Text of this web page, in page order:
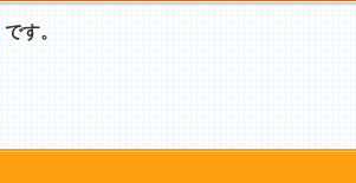
です。